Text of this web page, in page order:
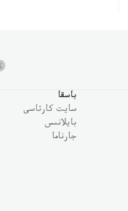
باسقا
سايت كارتاسى
بايلانىس
جارناما